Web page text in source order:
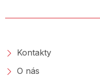
Kontakty
O nás